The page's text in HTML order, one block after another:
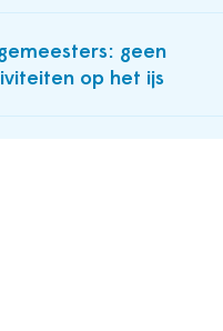
geen
op het ijs